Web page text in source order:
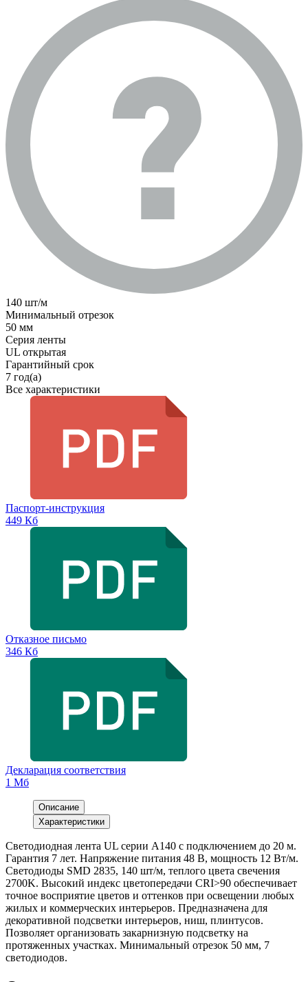
140 шт/м
Минимальный отрезок
50 мм
Серия ленты
UL открытая
Гарантийный срок
7 год(а)
Все характеристики
Паспорт-инструкция
449 Кб
Отказное письмо
346 Кб
Декларация соответствия
1 Мб
Описание
Характеристики
Светодиодная лента UL серии A140 с подключением до 20 м.
Гарантия 7 лет. Напряжение питания 48 В, мощность 12 Вт/м.
Светодиоды SMD 2835, 140 шт/м, теплого цвета свечения
2700K. Высокий индекс цветопередачи CRI>90 обеспечивает
точное восприятие цветов и оттенков при освещении любых
жилых и коммерческих интерьеров. Предназначена для
декоративной подсветки интерьеров, ниш, плинтусов.
Позволяет организовать закарнизную подсветку на
протяженных участках. Минимальный отрезок 50 мм, 7
светодиодов.